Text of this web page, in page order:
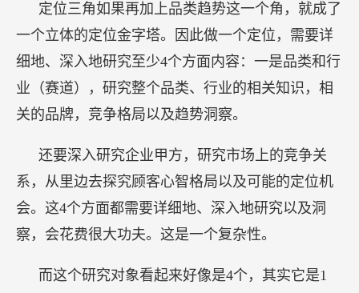
定位三角如果再加上品类趋势这一个角，就成了
一个立体的定位金字塔。因此做一个定位，需要详
细地、深入地研究至少4个方面内容：一是品类和行
业（赛道），研究整个品类、行业的相关知识，相
关的品牌，竞争格局以及趋势洞察。
还要深入研究企业甲方，研究市场上的竞争关
系，从里边去探究顾客心智格局以及可能的定位机
会。这4个方面都需要详细地、深入地研究以及洞
察，会花费很大功夫。这是一个复杂性。
而这个研究对象看起来好像是4个，其实它是1